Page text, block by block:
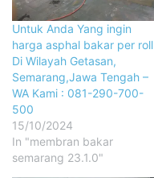
Untuk Anda Yang ingin
harga asphal bakar per roll
Di Wilayah Getasan,
Semarang,Jawa Tengah –
WA Kami : 081-290-700-
500
15/10/2024
In "membran bakar
semarang 23.1.0"